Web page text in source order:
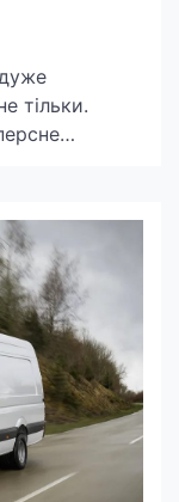
тільки.
з
це може